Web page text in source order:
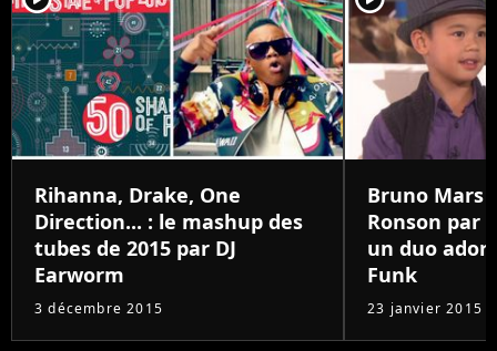
Rihanna, Drake, One
Direction... : le mashup des
tubes de 2015 par DJ
Earworm
3 décembre 2015
Bruno Mars
Ronson par
un duo
Funk
23 janvier 2015